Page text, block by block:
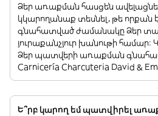
Ձեր առաքման հասցեն
կկարողանաք տեսնել, թե
գնահատված ժամանակը Ձեր
յուրաքանչյուր խանութի համար:
Ձեր պատվերի առաքման
Carnicería Charcuteria David &
Ե՞րբ կարող եմ պատվիրել